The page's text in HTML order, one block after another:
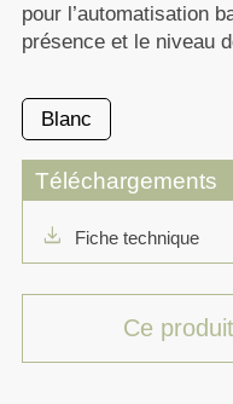
pour l’automatisation
présence et le niveau
Blanc
Téléchargements
download Fiche technique
Ce